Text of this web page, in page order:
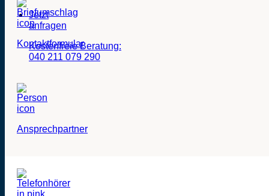
Jetzt
anfragen
Kostenfreie Beratung:
040 211 079 290
Kontaktformular
Ansprechpartner